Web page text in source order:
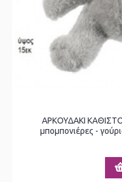
ΑΡΚΟΥΔΑΚΙ
μπομπονιέρες -